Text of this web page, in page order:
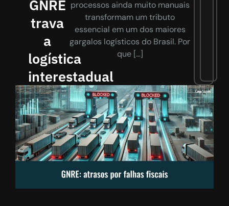
GNRE
trava
a
logística
interestadual
processos ainda muito manuais
transformam um tributo
essencial em um dos maiores
gargalos logísticos do Brasil. Por
que […]